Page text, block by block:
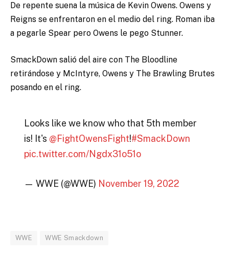
De repente suena la música de Kevin Owens. Owens y
Reigns se enfrentaron en el medio del ring. Roman iba
a pegarle Spear pero Owens le pego Stunner.
SmackDown salió del aire con The Bloodline
retirándose y McIntyre, Owens y The Brawling Brutes
posando en el ring.
Looks like we know who that 5th member
is! It's @FightOwensFight!#SmackDown
pic.twitter.com/Ngdx31o51o
— WWE (@WWE) November 19, 2022
WWE WWE Smackdown